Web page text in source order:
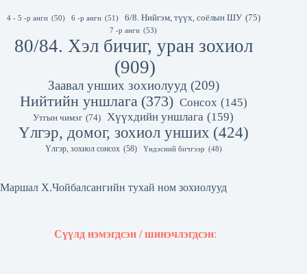
4 - 5 -р анги (50) 6 -р анги (51) 6/8. Нийгэм, түүх, соёлын ШУ (75)
7 -р анги (53)
80/84. Хэл бичиг, уран зохиол
(909)
Заавал унших зохиолууд (209)
Нийтийн уншлага (373) Сонсох (145)
Утгын чимэг (74) Хүүхдийн уншлага (159)
Үлгэр, домог, зохиол унших (424)
Үлгэр, зохиол сонсох (58) Үндэсний бичгээр (48)
Маршал Х.Чойбалсангийн тухай ном зохиолууд
Сүүлд нэмэгдсэн / шинэчлэгдсэн: